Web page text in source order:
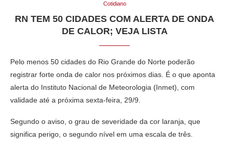
Cotidiano
RN TEM 50 CIDADES COM ALERTA DE ONDA
DE CALOR; VEJA LISTA
Pelo menos 50 cidades do Rio Grande do Norte poderão
registrar forte onda de calor nos próximos dias. É o que aponta
alerta do Instituto Nacional de Meteorologia (Inmet), com
validade até a próxima sexta-feira, 29/9.
Segundo o aviso, o grau de severidade da cor laranja, que
significa perigo, o segundo nível em uma escala de três.